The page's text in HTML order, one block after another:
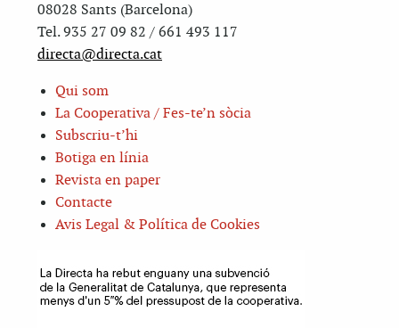
08028 Sants (Barcelona)
Tel. 935 27 09 82 / 661 493 117
directa@directa.cat
Qui som
La Cooperativa / Fes-te’n sòcia
Subscriu-t’hi
Botiga en línia
Revista en paper
Contacte
Avis Legal & Política de Cookies